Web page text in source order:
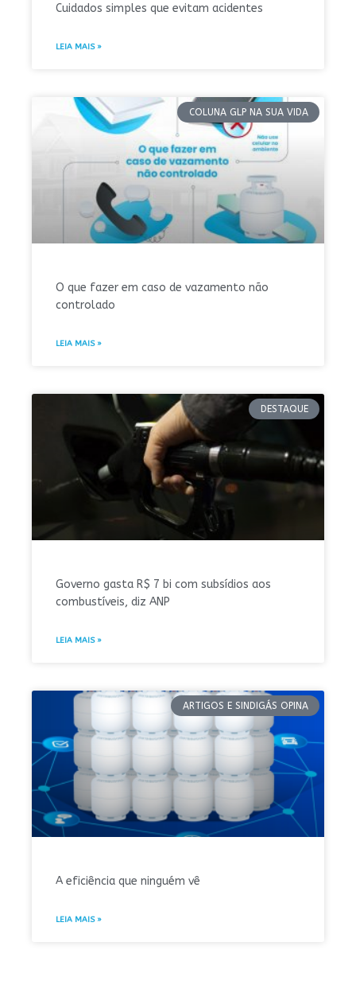
Cuidados simples que evitam acidentes
LEIA MAIS »
COLUNA GLP NA SUA VIDA
O que fazer em caso de vazamento não
controlado
LEIA MAIS »
DESTAQUE
Governo gasta R$ 7 bi com subsídios aos
combustíveis, diz ANP
LEIA MAIS »
ARTIGOS E SINDIGÁS OPINA
A eficiência que ninguém vê
LEIA MAIS »